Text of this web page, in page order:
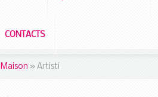
CONTACTS
Maison » Artisti